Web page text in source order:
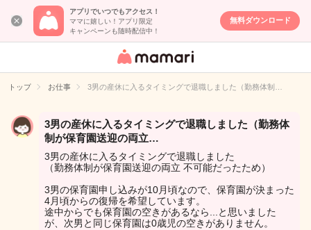
アプリでいつでもアクセス！
ママに嬉しい！アプリ限定
キャンペーンも随時配信中！
無料ダウンロード
女性専用匿名QA
イト
トップ お仕事 3男の産休に入るタイミングで退職しました（勤務体制…
3男の産休に入るタイミングで退職しました（勤務体
制が保育園送迎の両立…
3男の産休に入るタイミングで退職しました
（勤務体制が保育園送迎の両立 不可能だったため）
3男の保育園申し込みが10月頃なので、保育園が決まった
4月頃からの復帰を希望しています。
途中からでも保育園の空きがあるなら...と思いました
が、次男と同じ保育園は0歳児の空きがありません。